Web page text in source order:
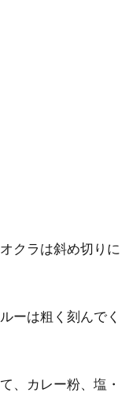
クラは斜め切りに
ーは粗く刻んでく
、カレー粉、塩・